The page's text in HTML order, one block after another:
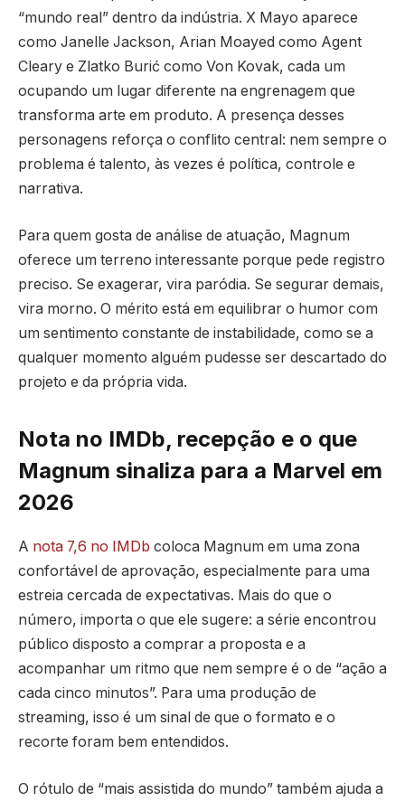
“mundo real” dentro da indústria. X Mayo aparece
como Janelle Jackson, Arian Moayed como Agent
Cleary e Zlatko Burić como Von Kovak, cada um
ocupando um lugar diferente na engrenagem que
transforma arte em produto. A presença desses
personagens reforça o conflito central: nem sempre o
problema é talento, às vezes é política, controle e
narrativa.
Para quem gosta de análise de atuação, Magnum
oferece um terreno interessante porque pede registro
preciso. Se exagerar, vira paródia. Se segurar demais,
vira morno. O mérito está em equilibrar o humor com
um sentimento constante de instabilidade, como se a
qualquer momento alguém pudesse ser descartado do
projeto e da própria vida.
Nota no IMDb, recepção e o que
Magnum sinaliza para a Marvel em
2026
A nota 7,6 no IMDb coloca Magnum em uma zona
confortável de aprovação, especialmente para uma
estreia cercada de expectativas. Mais do que o
número, importa o que ele sugere: a série encontrou
público disposto a comprar a proposta e a
acompanhar um ritmo que nem sempre é o de “ação a
cada cinco minutos”. Para uma produção de
streaming, isso é um sinal de que o formato e o
recorte foram bem entendidos.
O rótulo de “mais assistida do mundo” também ajuda a